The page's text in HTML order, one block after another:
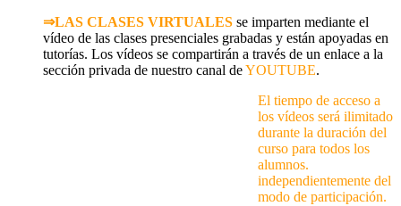
⇒LAS CLASES VIRTUALES se imparten mediante el
vídeo de las clases presenciales grabadas y están apoyadas en
tutorías. Los vídeos se compartirán a través de un enlace a la
sección privada de nuestro canal deYOUTUBE.
El tiempo de acceso a
los vídeos será ilimitado
durante la duración del
curso para todos los
alumnos.
independientemente del
modo de participación.